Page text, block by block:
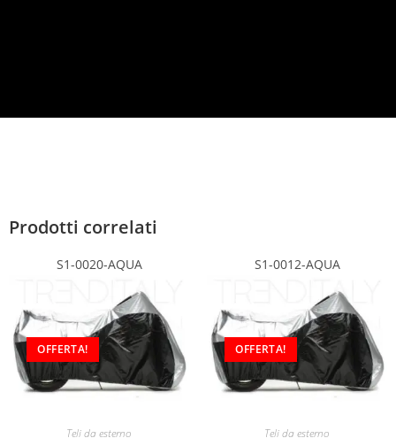
Prodotti correlati
S1-0020-AQUA
OFFERTA!
Teli da esterno
S1-0012-AQUA
OFFERTA!
Teli da esterno